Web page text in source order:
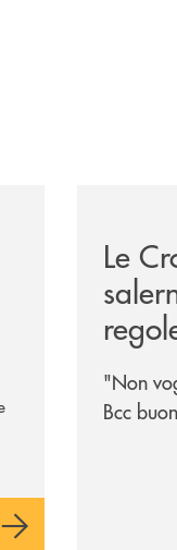
Le
"Non
Bcc